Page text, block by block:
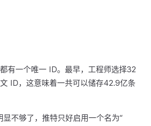
有一个唯一 ID。最早，工程师选择32
ID，这意味着一共可以储存42.9亿条
不够了，推特只好启用一个名为“